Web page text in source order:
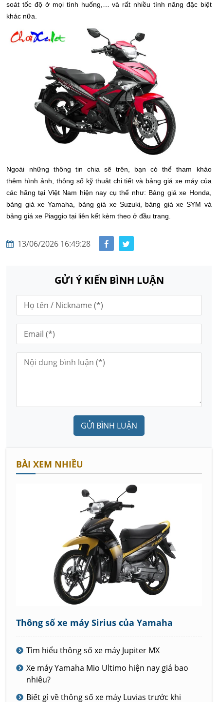
soát tốc độ ở mọi tình huống,… và rất nhiều tính năng đặc biệt
khác nữa.
Ngoài những thông tin chia sẽ trên, bạn có thể tham khảo
thêm hình ảnh, thông số kỹ thuật chi tiết và bảng giá xe máy của
các hãng tại Việt Nam hiện nay cụ thể như: Bảng giá xe Honda,
bảng giá xe Yamaha, bảng giá xe Suzuki, bảng giá xe SYM và
bảng giá xe Piaggio tại liên kết kèm theo ở đầu trang.
13/06/2026 16:49:28
GỬI Ý KIẾN BÌNH LUẬN
GỬI BÌNH LUẬN
BÀI XEM NHIỀU
Thông số xe máy Sirius của Yamaha
Tìm hiểu thông số xe máy Jupiter MX
Xe máy Yamaha Mio Ultimo hiện nay giá bao
nhiêu?
Biết gì về thông số xe máy Luvias trước khi